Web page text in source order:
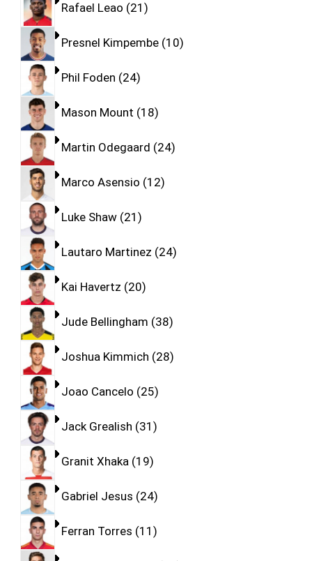
Rafael Leao 21
Presnel Kimpembe 10
Phil Foden 24
Mason Mount 18
Martin Odegaard 24
Marco Asensio 12
Luke Shaw 21
Lautaro Martinez 24
Kai Havertz 20
Jude Bellingham 38
Joshua Kimmich 28
Joao Cancelo 25
Jack Grealish 31
Granit Xhaka 19
Gabriel Jesus 24
Ferran Torres 11